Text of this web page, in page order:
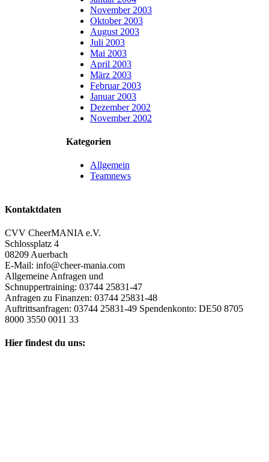
November 2003
Oktober 2003
August 2003
Juli 2003
Mai 2003
April 2003
März 2003
Februar 2003
Januar 2003
Dezember 2002
November 2002
Kategorien
Allgemein
Teamnews
Kontaktdaten
CVV CheerMANIA e.V.
Schlossplatz 4
08209 Auerbach
E-Mail: info@cheer-mania.com
Allgemeine Anfragen und
Schnuppertraining: 03744 25831-47
Anfragen zu Finanzen: 03744 25831-48
Auftrittsanfragen: 03744 25831-49 Spendenkonto: DE50 8705
8000 3550 0011 33
Hier findest du uns: